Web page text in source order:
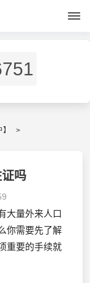
>
吗
大量外来人口
你需要先了解
重要的手续就